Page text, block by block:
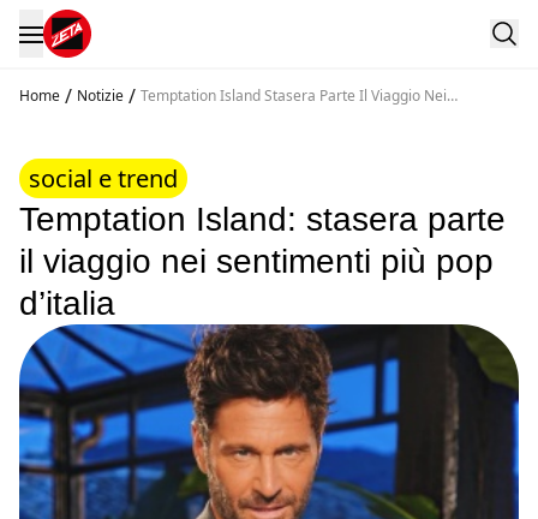
Home / Notizie / Temptation Island Stasera Parte Il Viaggio Nei
social e trend
Temptation Island: stasera parte
il viaggio nei sentimenti più pop
d’italia